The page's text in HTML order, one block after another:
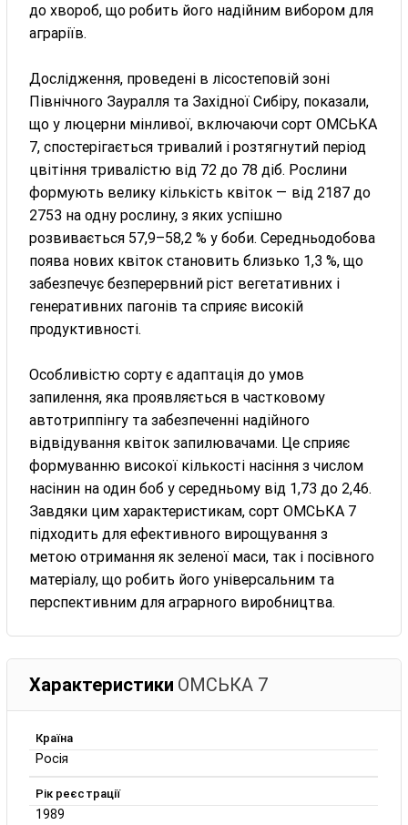
до хвороб, що робить його надійним вибором для
аграріїв.
Дослідження, проведені в лісостеповій зоні
Північного Зауралля та Західної Сибіру, показали,
що у люцерни мінливої, включаючи сорт ОМСЬКА
7, спостерігається тривалий і розтягнутий період
цвітіння тривалістю від 72 до 78 діб. Рослини
формують велику кількість квіток — від 2187 до
2753 на одну рослину, з яких успішно
розвивається 57,9–58,2 % у боби. Середньодобова
поява нових квіток становить близько 1,3 %, що
забезпечує безперервний ріст вегетативних і
генеративних пагонів та сприяє високій
продуктивності.
Особливістю сорту є адаптація до умов
запилення, яка проявляється в частковому
автотриппінгу та забезпеченні надійного
відвідування квіток запилювачами. Це сприяє
формуванню високої кількості насіння з числом
насінин на один боб у середньому від 1,73 до 2,46.
Завдяки цим характеристикам, сорт ОМСЬКА 7
підходить для ефективного вирощування з
метою отримання як зеленої маси, так і посівного
матеріалу, що робить його універсальним та
перспективним для аграрного виробництва.
Характеристики ОМСЬКА 7
Країна
Росія
Рік реєстрації
1989